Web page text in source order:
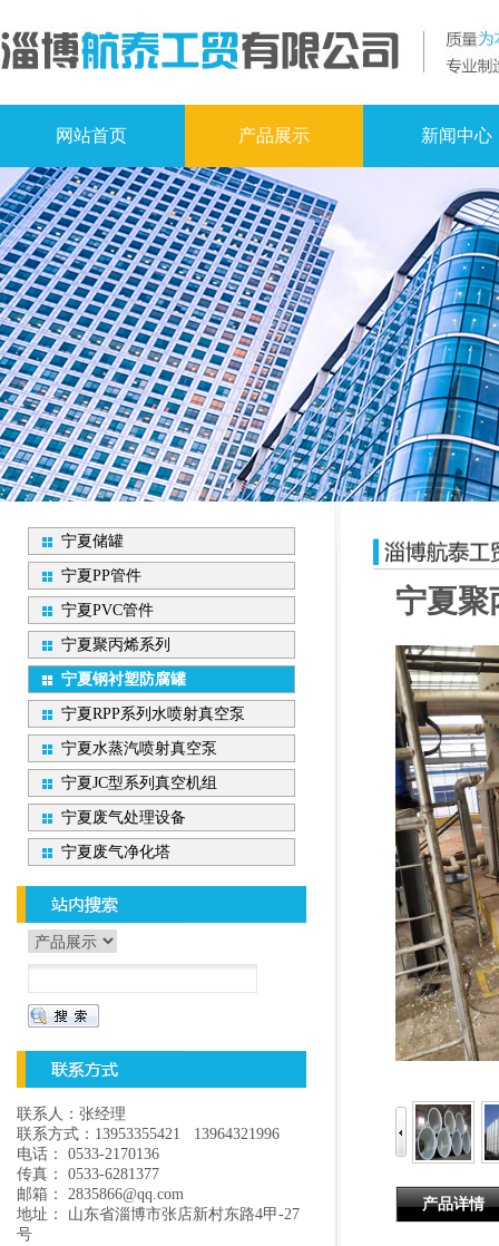
网站首页 产品展示 新闻中心
宁夏聚
产品详情
宁夏储罐
宁夏PP管件
宁夏PVC管件
宁夏聚丙烯系列
宁夏钢衬塑防腐罐
宁夏RPP系列水喷射真空泵
宁夏水蒸汽喷射真空泵
宁夏JC型系列真空机组
宁夏废气处理设备
宁夏废气净化塔
联系人：张经理
联系方式：13953355421 13964321996
电话： 0533-2170136
传真： 0533-6281377
邮箱： 2835866@qq.com
地址： 山东省淄博市张店新村东路4甲-27
号